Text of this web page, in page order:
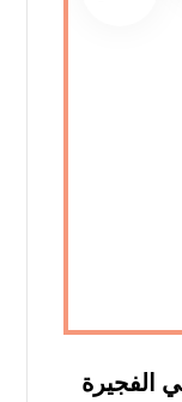
الفجيرة